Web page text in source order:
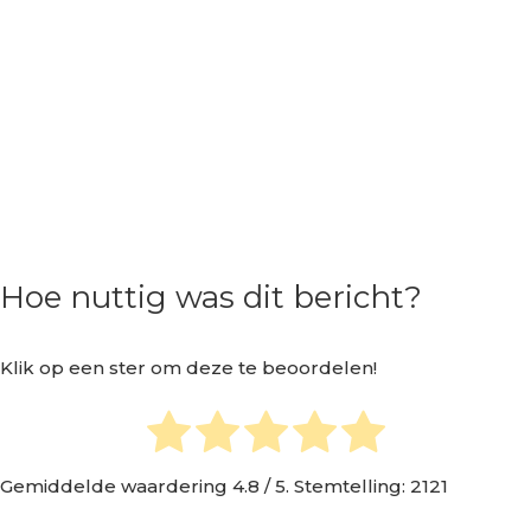
Hoe nuttig was dit bericht?
Klik op een ster om deze te beoordelen!
Gemiddelde waardering 4.8 / 5. Stemtelling: 2121